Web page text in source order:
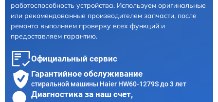
работоспособность устройства. Используем оригинальные
или рекомендованные производителем запчасти, после
ремонта выполняем проверку всех функций и
предоставляем гарантию.
Официальный сервис
Гарантийное обслуживание
стиральной машины Haier HW60-1279S до 3 лет
Диагностика за наш счет,